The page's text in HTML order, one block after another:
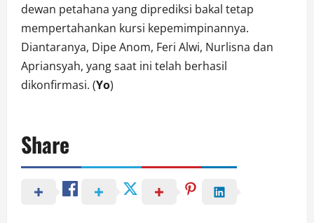
dewan petahana yang diprediksi bakal tetap
mempertahankan kursi kepemimpinannya.
Diantaranya, Dipe Anom, Feri Alwi, Nurlisna dan
Apriansyah, yang saat ini telah berhasil
dikonfirmasi. (Yo)
Share